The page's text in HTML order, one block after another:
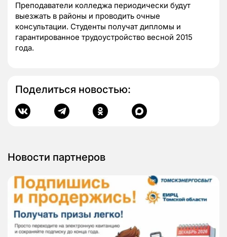
Преподаватели колледжа периодически будут
выезжать в районы и проводить очные
консультации. Студенты получат дипломы и
гарантированное трудоустройство весной 2015
года.
Поделиться новостью:
Новости партнеров